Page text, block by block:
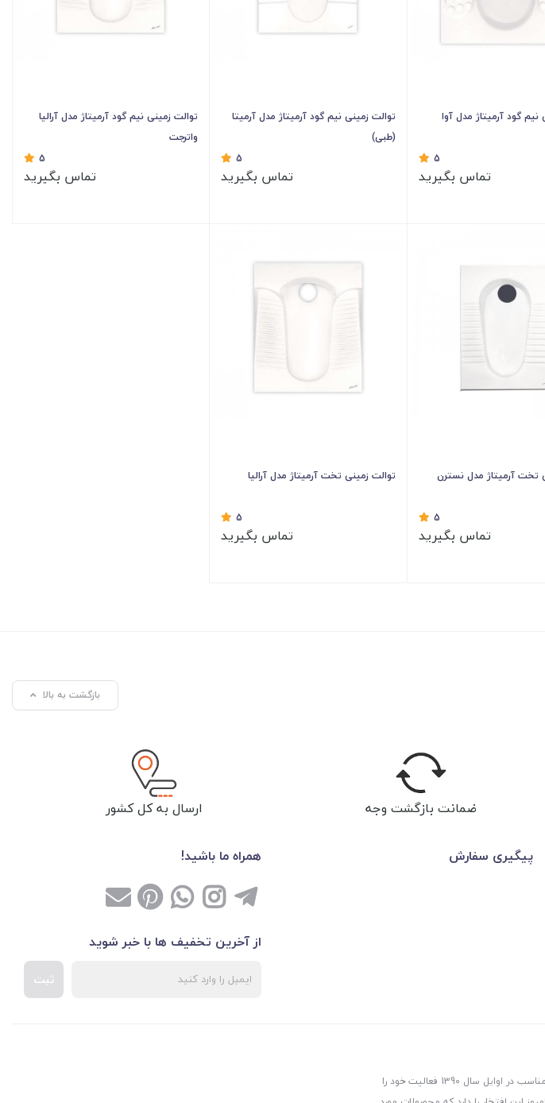
نیم گود آرمیتاژ مدل آوا
5
تماس بگیرید
توالت زمینی نیم گود آرمیتاژ مدل آرمیتا
(طبی)
5
تماس بگیرید
توالت زمینی نیم گود آرمیتاژ مدل آرالیا
واترجت
5
تماس بگیرید
تخت آرمیتاژ مدل نسترن
5
تماس بگیرید
توالت زمینی تخت آرمیتاژ مدل آرالیا
5
تماس بگیرید
بازگشت به بالا
ضمانت بازگشت وجه ارسال به کل کشور
پیگیری سفارش
همراه ما باشید!
از آخرین تخفیف ها با خبر شوید
ثبت
عمرانیاز در راستای توزیع و پخش لوازم و تجهیزات ساختمانی با هدف ارسال کالاهای مورد نیاز مشتریان گرامی با قیمت بسیار مناسب در اوایل سال 1390 فعالیت خود را